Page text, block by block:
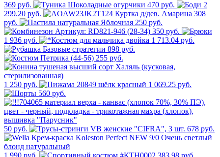
369 руб. 470 руб.
2
299.20 руб.
308
руб.
250 руб.
350 руб.
1 936 руб.
1 713.04 руб.
898 руб.
255 руб.
1 250 руб.
1 069.25 руб.
560 руб.
50 руб. 678 руб.